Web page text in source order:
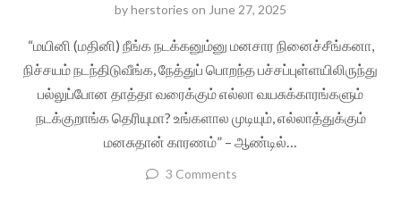
byherstories on June 27, 2025
“மயினி (மதினி) நீங்க நடக்கனும்னு மனசார நினைச்சீங்கனா,
நிச்சயம் நடந்திடுவீங்க, நேத்துப் பொறந்த பச்சப்புள்ளயிலிருந்து
பல்லுப்போன தாத்தா வரைக்கும் எல்லா வயசுக்காரங்களும்
நடக்குறாங்க தெரியுமா? உங்களால முடியும், எல்லாத்துக்கும்
மனசுதான் காரணம்” – ஆண்டில்…
3 Comments